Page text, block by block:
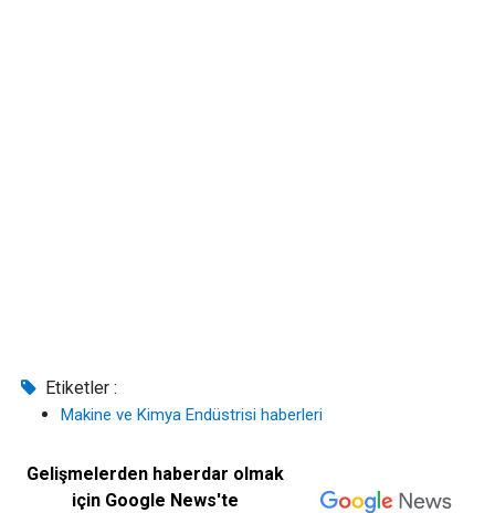
Etiketler :
Makine ve Kimya Endüstrisi haberleri
Gelişmelerden haberdar olmak
için Google News'te